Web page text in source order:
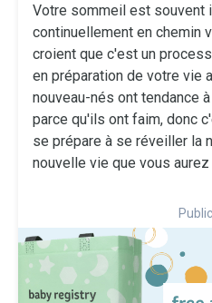
Votre sommeil est souvent
continuellement en chemin
croient que c'est un
en préparation de votre vie
nouveau-nés ont tendance
parce qu'ils ont faim, donc
se prépare à se réveiller la
nouvelle vie que vous